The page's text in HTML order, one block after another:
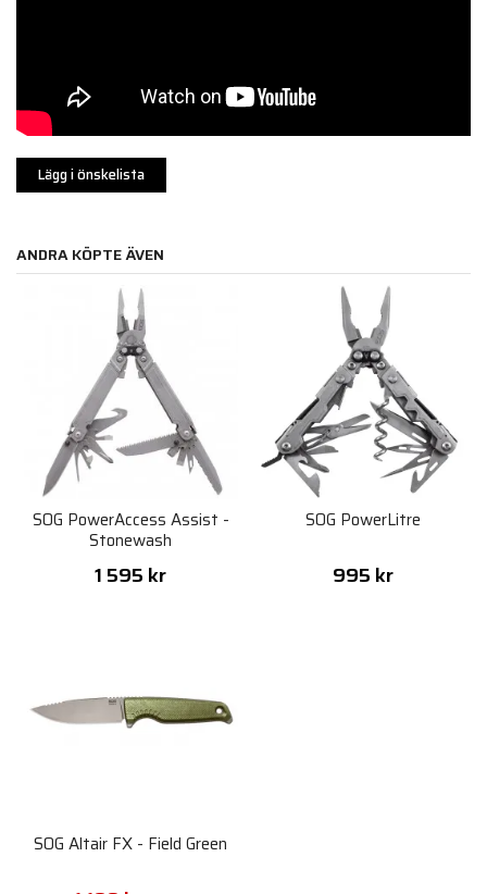
Lägg i önskelista
ANDRA KÖPTE ÄVEN
SOG PowerAccess Assist -
Stonewash
1 595 kr
SOG PowerLitre
995 kr
SOG Altair FX - Field Green